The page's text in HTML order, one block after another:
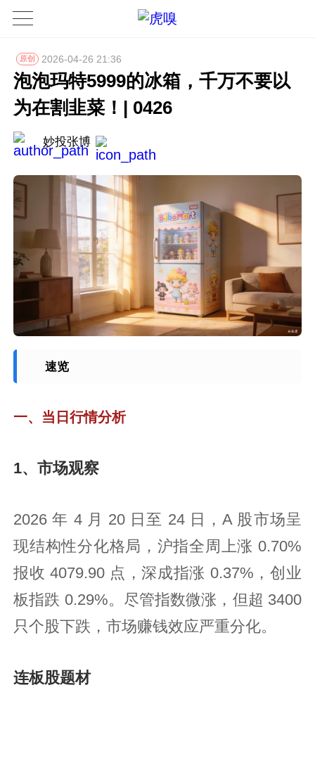
原创 2026-04-26 21:36
泡泡玛特5999的冰箱，千万不要以
为在割韭菜！| 0426
妙投张博
速览
一、当日行情分析
1、市场观察
2026 年 4 月 20 日至 24 日，A 股市场呈
现结构性分化格局，沪指全周上涨 0.70%
报收 4079.90 点，深成指涨 0.37%，创业
板指跌 0.29%。尽管指数微涨，但超 3400
只个股下跌，市场赚钱效应严重分化。
连板股题材